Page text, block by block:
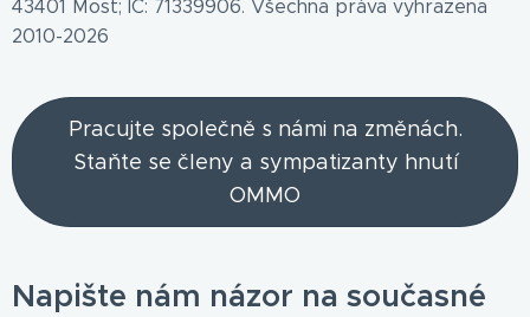
43401 Most; IČ: 71339906. Všechna práva vyhrazena
2010-2026
Pracujte společně s námi na změnách.
Staňte se členy a sympatizanty hnutí
OMMO
Napište nám názor na současné